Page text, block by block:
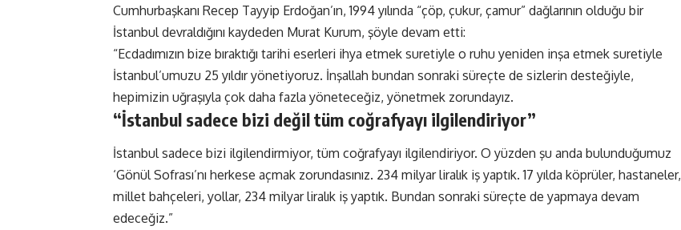
Cumhurbaşkanı Recep Tayyip Erdoğan’ın, 1994 yılında “çöp, çukur, çamur” dağlarının olduğu bir
İstanbul devraldığını kaydeden Murat Kurum, şöyle devam etti:
“Ecdadımızın bize bıraktığı tarihi eserleri ihya etmek suretiyle o ruhu yeniden inşa etmek suretiyle
İstanbul’umuzu 25 yıldır yönetiyoruz. İnşallah bundan sonraki süreçte de sizlerin desteğiyle,
hepimizin uğraşıyla çok daha fazla yöneteceğiz, yönetmek zorundayız.
“İstanbul sadece bizi değil tüm coğrafyayı ilgilendiriyor”
İstanbul sadece bizi ilgilendirmiyor, tüm coğrafyayı ilgilendiriyor. O yüzden şu anda bulunduğumuz
‘Gönül Sofrası’nı herkese açmak zorundasınız. 234 milyar liralık iş yaptık. 17 yılda köprüler, hastaneler,
millet bahçeleri, yollar, 234 milyar liralık iş yaptık. Bundan sonraki süreçte de yapmaya devam
edeceğiz.”